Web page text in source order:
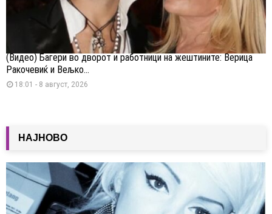
(Видео) Багери во дворот и работници на жештините: Верица
Ракочевиќ и Вељко...
18:01 - 8 август, 2026
НАЈНОВО